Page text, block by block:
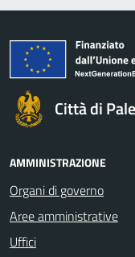
Città di
AMMINISTRAZIONE
Organi di governo
Aree amministrative
Uffici